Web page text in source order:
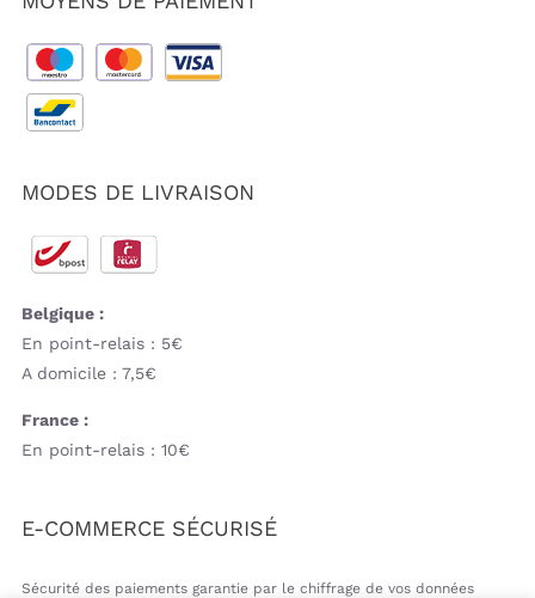
MODES DE LIVRAISON
Belgique :
En point-relais : 5€
A domicile : 7,5€
France :
En point-relais : 10€
E-COMMERCE SÉCURISÉ
Sécurité des paiements garantie par le chiffrage de vos données